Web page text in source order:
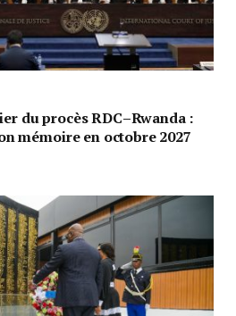
du procès RDC–Rwanda :
mémoire en octobre 2027